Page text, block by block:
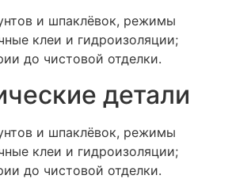
и шпаклёвок, режимы
клеи и гидроизоляции;
до чистовой отделки.
детали
и шпаклёвок, режимы
клеи и гидроизоляции;
до чистовой отделки.